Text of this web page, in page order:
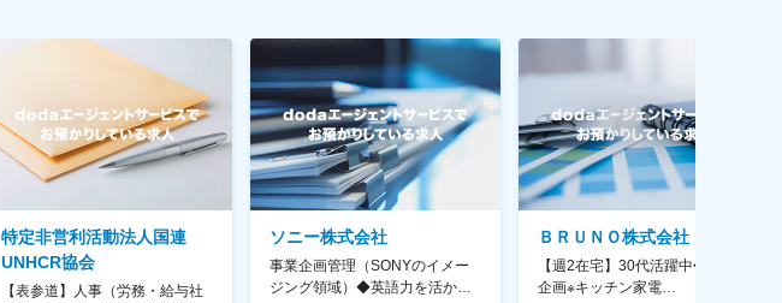
特定非営利活動法人国連
UNHCR協会
【表参道】人事（労務・給与社
ソニー株式会社
事業企画管理（SONYのイメー
ジング領域）◆英語力を活か
ＢＲＵＮＯ株式会社
【週2在宅】30代活躍中◆商品
企画※キッチン家電